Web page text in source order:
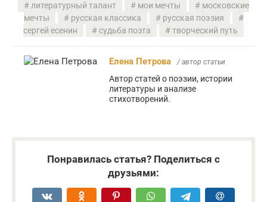
литературный талант
мои мечты
московские
мечты
русская классика
русская поэзия
сергей есенин
судьба поэта творческий путь
Елена Петрова / автор статьи
Автор статей о поэзии, истории
литературы и анализе
стихотворений.
Понравилась статья? Поделиться с
друзьями: